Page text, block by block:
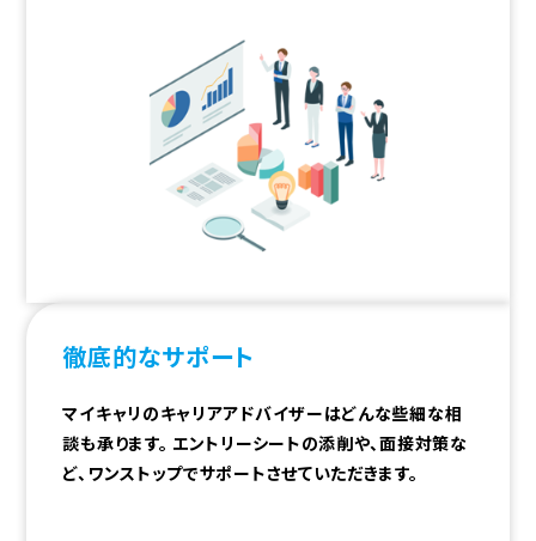
徹底的なサポート
マイキャリのキャリアアドバイザーはどんな些細な相
談も承ります。 エントリーシートの添削や、面接対策な
ど、ワンストップでサポートさせていただきます。